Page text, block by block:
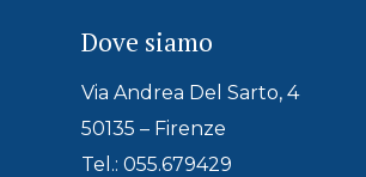
Dove siamo
Via Andrea Del Sarto, 4
50135 – Firenze
Tel.: 055.679429